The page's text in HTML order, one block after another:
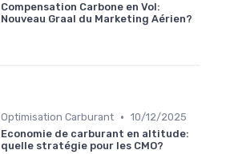
Compensation Carbone en Vol:
Nouveau Graal du Marketing Aérien?
Optimisation Carburant • 10/12/2025
Economie de carburant en altitude:
quelle stratégie pour les CMO?